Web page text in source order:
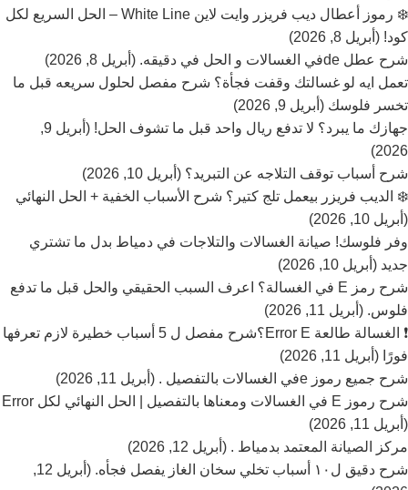
❄️ رموز أعطال ديب فريزر وايت لاين White Line – الحل السريع لكل
كود! (أبريل 8, 2026)
شرح عطل deفي الغسالات و الحل في دقيقه. (أبريل 8, 2026)
تعمل ايه لو غسالتك وقفت فجأة؟ شرح مفصل لحلول سريعه قبل ما
تخسر فلوسك (أبريل 9, 2026)
جهازك ما يبرد؟ لا تدفع ريال واحد قبل ما تشوف الحل! (أبريل 9,
2026)
شرح أسباب توقف التلاجه عن التبريد؟ (أبريل 10, 2026)
❄️ الديب فريزر بيعمل تلج كتير؟ شرح الأسباب الخفية + الحل النهائي
(أبريل 10, 2026)
وفر فلوسك! صيانة الغسالات والتلاجات في دمياط بدل ما تشتري
جديد (أبريل 10, 2026)
شرح رمز E في الغسالة؟ اعرف السبب الحقيقي والحل قبل ما تدفع
فلوس. (أبريل 11, 2026)
❗ الغسالة طالعة Error E؟شرح مفصل ل 5 أسباب خطيرة لازم تعرفها
فورًا (أبريل 11, 2026)
شرح جميع رموز eفي الغسالات بالتفصيل . (أبريل 11, 2026)
شرح رموز E في الغسالات ومعناها بالتفصيل | الحل النهائي لكل Error
(أبريل 11, 2026)
مركز الصيانة المعتمد بدمياط . (أبريل 12, 2026)
شرح دقيق ل١٠ أسباب تخلي سخان الغاز يفصل فجأه. (أبريل 12,